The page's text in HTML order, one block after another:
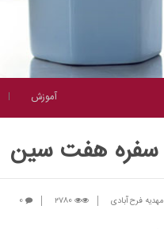
آموزش
سفره هفت سین
مهدیه فرح آبادی 2780